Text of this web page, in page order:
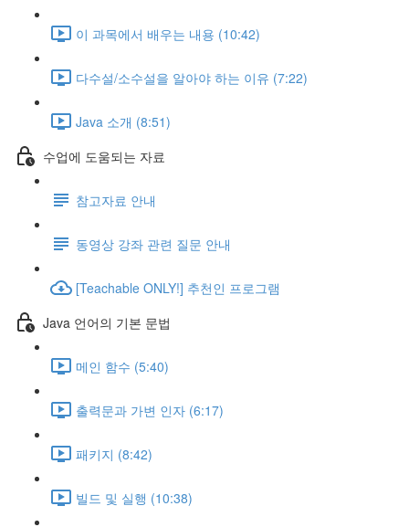
이 과목에서 배우는 내용 (10:42)
다수설/소수설을 알아야 하는 이유 (7:22)
Java 소개 (8:51)
수업에 도움되는 자료
참고자료 안내
동영상 강좌 관련 질문 안내
[Teachable ONLY!] 추천인 프로그램
Java 언어의 기본 문법
메인 함수 (5:40)
출력문과 가변 인자 (6:17)
패키지 (8:42)
빌드 및 실행 (10:38)